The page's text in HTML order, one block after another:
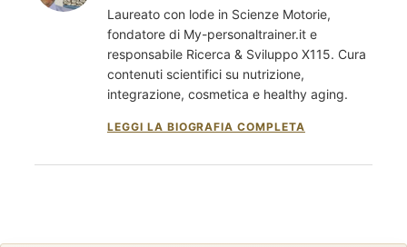
Laureato con lode in Scienze Motorie,
fondatore di My-personaltrainer.it e
responsabile Ricerca & Sviluppo X115. Cura
contenuti scientifici su nutrizione,
integrazione, cosmetica e healthy aging.
LEGGI LA BIOGRAFIA COMPLETA